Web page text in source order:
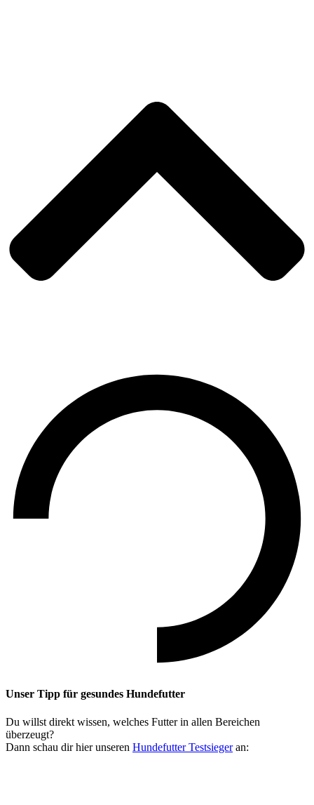
Unser Tipp für gesundes Hundefutter
Du willst direkt wissen, welches Futter in allen Bereichen
überzeugt?
Dann schau dir hier unseren Hundefutter Testsiegeran: